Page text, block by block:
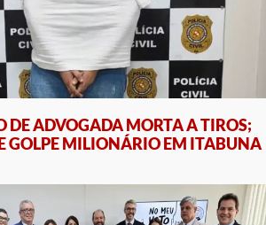
DE ADVOGADA MORTA A TIROS;
GOLPE MILIONÁRIO EM ITABUNA